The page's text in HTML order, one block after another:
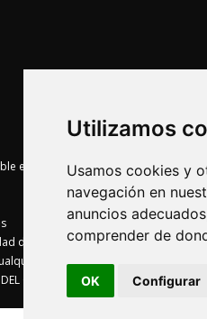
Utilizamos
Usamos cookies y
navegación en
anuncios
comprender de
OK Configurar
de sus respectivos dueños
medio electrónico o magnético
CENTRO, S.A.